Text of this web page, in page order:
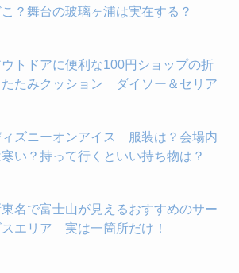
こ？舞台の玻璃ヶ浦は実在する？
トドアに便利な100円ショップの折
たたみクッション ダイソー＆セリア
ィズニーオンアイス 服装は？会場内
い？持って行くといい持ち物は？
名で富士山が見えるおすすめのサー
スエリア 実は一箇所だけ！